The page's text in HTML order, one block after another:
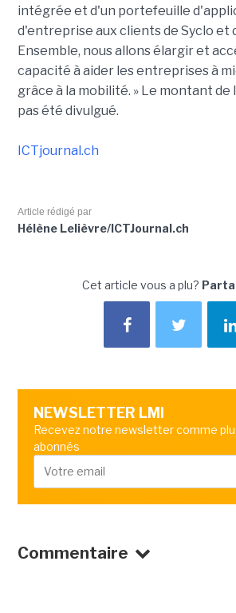
intégrée et d'un portefeuille
d'entreprise aux clients de Syclo et
Ensemble, nous allons élargir et
capacité à aider les entreprises à
grâce à la mobilité. » Le montant
pas été divulgué.
ICTjournal.ch
Article rédigé par
Hélène Lelièvre/ICTJournal.ch
Cet article vous a plu?
NEWSLETTER LMI
Recevez notre newsletter comme
abonnés
Commentaire